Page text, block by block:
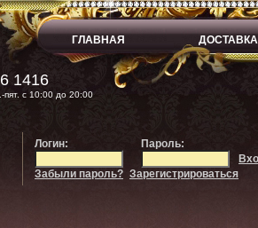
ГЛАВНАЯ
1416
пят. с 10:00 до 20:00
Логин:
Пароль:
Забыли пароль? Зарегистрироваться